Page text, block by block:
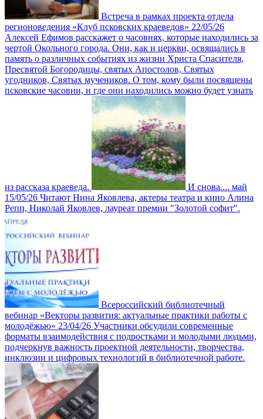
Встреча в рамках проекта отдела
регионоведения «Клуб псковских краеведов» 22/05/26
Алексей Ефимов расскажет о часовнях, которые находились за
чертой Окольного города. Они, как и церкви, освящались в
память о различных событиях из жизни Христа Спасителя,
Пресвятой Богородицы, святых Апостолов, Святых
угодников, Святых мучеников. О том, кому были посвящены
псковские часовни, и где они находились можно будет узнать
из рассказа краеведа.
И снова.... май
15/05/26 Читают Нина Яковлева, актеры театра и кино Алина
Репп, Николай Яковлев, лауреат премии "Золотой софит".
Всероссийский библиотечный
вебинар «Векторы развития: актуальные практики работы с
молодёжью» 23/04/26 Участники обсудили современные
форматы взаимодействия с подростками и молодыми людьми,
подчеркнув важность проектной деятельности, творчества,
инклюзии и цифровых технологий в библиотечной работе.